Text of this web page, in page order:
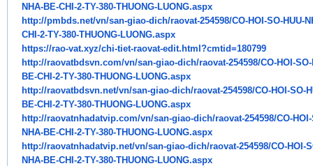
NHA-BE-CHI-2-TY-380-THUONG-LUONG.aspx
http://pmbds.net/vn/san-giao-dich/raovat-254598/CO-HOI-SO-HUU-
CHI-2-TY-380-THUONG-LUONG.aspx
https://rao-vat.xyz/chi-tiet-raovat-edit.html?cmtid=180799
http://raovatbdsvn.com/vn/san-giao-dich/raovat-254598/CO-HOI-
BE-CHI-2-TY-380-THUONG-LUONG.aspx
http://raovatbdsvn.net/vn/san-giao-dich/raovat-254598/CO-HOI-SO-
BE-CHI-2-TY-380-THUONG-LUONG.aspx
http://raovatnhadatvip.com/vn/san-giao-dich/raovat-254598/CO-
NHA-BE-CHI-2-TY-380-THUONG-LUONG.aspx
http://raovatnhadatvip.net/vn/san-giao-dich/raovat-254598/CO-HOI-
NHA-BE-CHI-2-TY-380-THUONG-LUONG.aspx